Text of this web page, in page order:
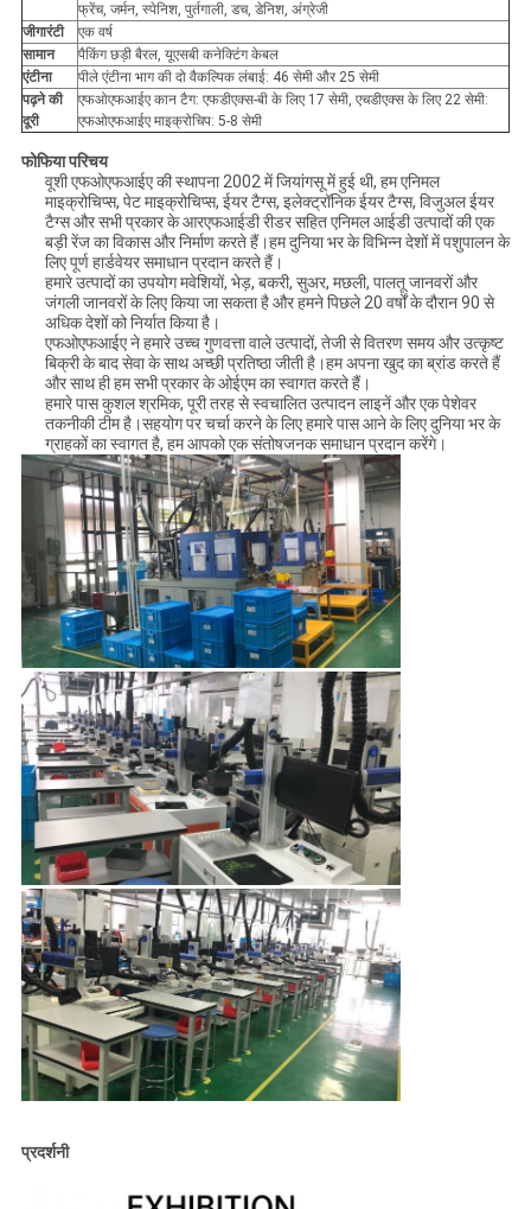
फ्रेंच, जर्मन, स्पेनिश, पुर्तगाली, डच, डेनिश, अंग्रेजी
जीगारंटी
एक वर्ष
सामान
पैकिंग छड़ी बैरल, यूएसबी कनेक्टिंग केबल
एंटीना
पीले एंटीना भाग की दो वैकल्पिक लंबाई: 46 सेमी और 25 सेमी
पढ़ने की
दूरी
एफओएफआईए कान टैग: एफडीएक्स-बी के लिए 17 सेमी, एचडीएक्स के लिए 22 सेमी:
एफओएफआईए माइक्रोचिप: 5-8 सेमी
फोफिया परिचय
वूशी एफओएफआईए की स्थापना 2002 में जियांगसू में हुई थी, हम एनिमल
माइक्रोचिप्स, पेट माइक्रोचिप्स, ईयर टैग्स, इलेक्ट्रॉनिक ईयर टैग्स, विजुअल ईयर
टैग्स और सभी प्रकार के आरएफआईडी रीडर सहित एनिमल आईडी उत्पादों की एक
बड़ी रेंज का विकास और निर्माण करते हैं।हम दुनिया भर के विभिन्न देशों में पशुपालन के
लिए पूर्ण हार्डवेयर समाधान प्रदान करते हैं।
हमारे उत्पादों का उपयोग मवेशियों, भेड़, बकरी, सुअर, मछली, पालतू जानवरों और
जंगली जानवरों के लिए किया जा सकता है और हमने पिछले 20 वर्षों के दौरान 90 से
अधिक देशों को निर्यात किया है।
एफओएफआईए ने हमारे उच्च गुणवत्ता वाले उत्पादों, तेजी से वितरण समय और उत्कृष्ट
बिक्री के बाद सेवा के साथ अच्छी प्रतिष्ठा जीती है।हम अपना खुद का ब्रांड करते हैं
और साथ ही हम सभी प्रकार के ओईएम का स्वागत करते हैं।
हमारे पास कुशल श्रमिक, पूरी तरह से स्वचालित उत्पादन लाइनें और एक पेशेवर
तकनीकी टीम है।सहयोग पर चर्चा करने के लिए हमारे पास आने के लिए दुनिया भर के
ग्राहकों का स्वागत है, हम आपको एक संतोषजनक समाधान प्रदान करेंगे।
प्रदर्शनी